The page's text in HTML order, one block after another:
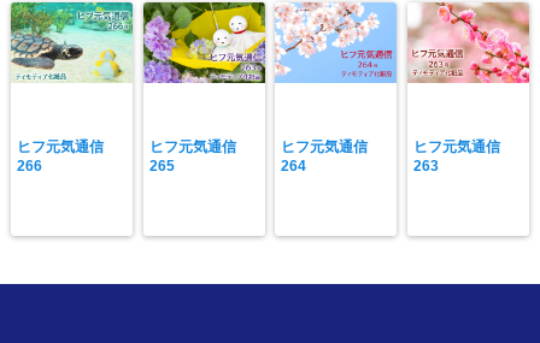
ヒフ元気通信
266
ヒフ元気通信
265
ヒフ元気通信
264
ヒフ元気通信
263